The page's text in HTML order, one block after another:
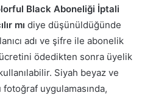
Black Aboneliği İptali
mı diye düşünüldüğünde
adı ve şifre ile abonelik
ücretini ödedikten sonra üyelik
Siyah beyaz ve
fotoğraf uygulamasında,